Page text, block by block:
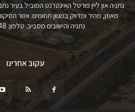
נתניה און ליין פורטל האינטרנט המוביל בעיר
מאוזן, מהיר ומדויק במגוון תחומים. אזור
נתניה והישובים מסביב. טלפון: 050-8491248
עקוב אחרינו